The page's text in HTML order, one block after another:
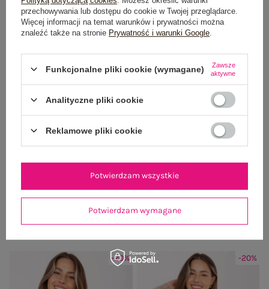
-20% -20%
przechowywania lub dostępu do cookie w Twojej przeglądarce.
Więcej informacji na temat warunków i prywatności można
znaleźć także na stronie Prywatność i warunki Google
Funkcjonalne pliki cookie (wymagane)
Zawsze
aktywne
Analityczne pliki cookie
Reklamowe pliki cookie
Potwierdzam wymagane
Potwierdzam wszystkie